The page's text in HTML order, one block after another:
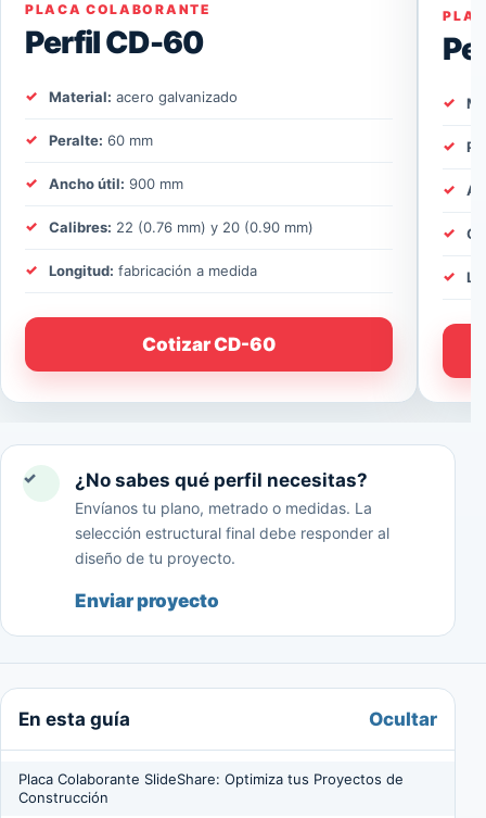
PLACA COLABORANTE
Perfil CD-60
Material: acero galvanizado
Peralte: 60 mm
Ancho útil: 900 mm
Calibres: 22 (0.76 mm) y 20 (0.90 mm)
Longitud: fabricación a medida
Cotizar CD-60
✓ ¿No sabes qué perfil necesitas?
Envíanos tu plano, metrado o medidas. La
selección estructural final debe responder al
diseño de tu proyecto.
Enviar proyecto
En esta guía Ocultar
Placa Colaborante SlideShare: Optimiza tus Proyectos de
Construcción